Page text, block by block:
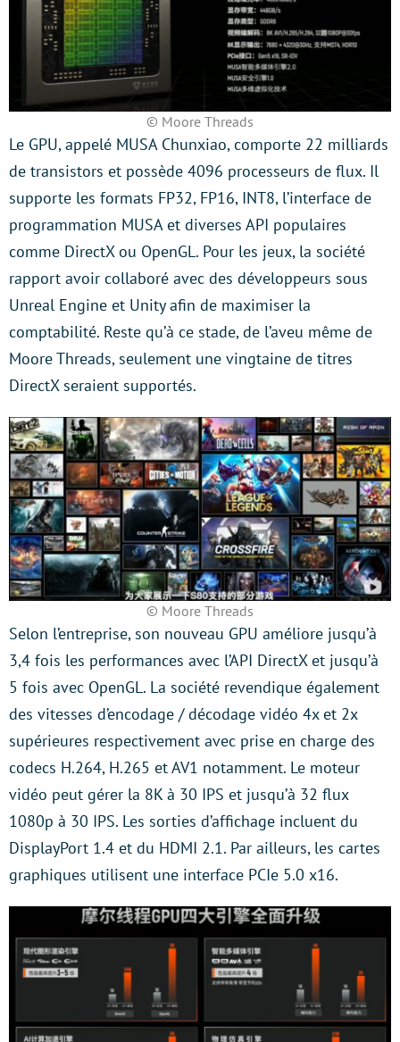
© Moore Threads
Le GPU, appelé MUSA Chunxiao, comporte 22 milliards
de transistors et possède 4096 processeurs de flux. Il
supporte les formats FP32, FP16, INT8, l’interface de
programmation MUSA et diverses API populaires
comme DirectX ou OpenGL. Pour les jeux, la société
rapport avoir collaboré avec des développeurs sous
Unreal Engine et Unity afin de maximiser la
comptabilité. Reste qu’à ce stade, de l’aveu même de
Moore Threads, seulement une vingtaine de titres
DirectX seraient supportés.
© Moore Threads
Selon l’entreprise, son nouveau GPU améliore jusqu’à
3,4 fois les performances avec l’API DirectX et jusqu’à
5 fois avec OpenGL. La société revendique également
des vitesses d’encodage / décodage vidéo 4x et 2x
supérieures respectivement avec prise en charge des
codecs H.264, H.265 et AV1 notamment. Le moteur
vidéo peut gérer la 8K à 30 IPS et jusqu’à 32 flux
1080p à 30 IPS. Les sorties d’affichage incluent du
DisplayPort 1.4 et du HDMI 2.1. Par ailleurs, les cartes
graphiques utilisent une interface PCIe 5.0 x16.